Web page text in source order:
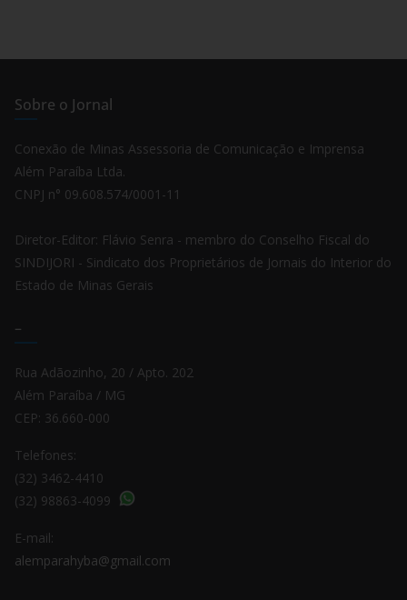
Sobre o Jornal
Conexão de Minas Assessoria de Comunicação e Imprensa
Além Paraíba Ltda.
CNPJ n° 09.608.574/0001-11
Diretor-Editor: Flávio Senra - membro do Conselho Fiscal do
SINDIJORI - Sindicato dos Proprietários de Jornais do Interior do
Estado de Minas Gerais
–
Rua Adãozinho, 20 / Apto. 202
Além Paraíba / MG
CEP: 36.660-000
Telefones:
(32) 3462-4410
(32) 98863-4099
E-mail:
alemparahyba@gmail.com